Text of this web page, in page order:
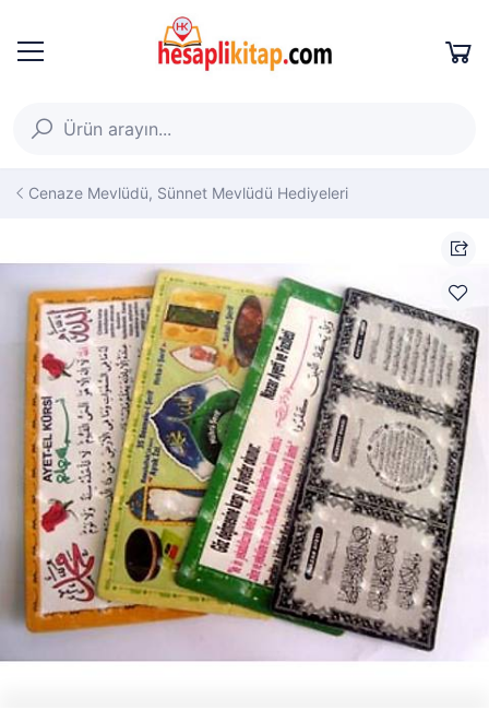
Cenaze Mevlüdü, Sünnet Mevlüdü Hediyeleri